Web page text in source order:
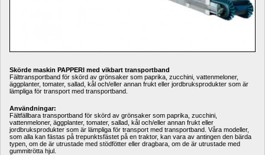
Skörde maskin PAPPERI med vikbart transportband
Fälttransportband för skörd av grönsaker som paprika, zucchini, vattenmeloner,
äggplanter, tomater, sallad, kål och/eller annan frukt eller jordbruksprodukter som är
lämpliga för transport med transportband.
Användningar:
Fältfällbara transportband för skörd av grönsaker som paprika, zucchini,
vattenmeloner, äggplanter, tomater, sallad, kål och/eller annan frukt eller
jordbruksprodukter som är lämpliga för transport med transportband. Våra modeller,
som alla kan fästas på trepunktsfästet på en traktor, kan vara av antingen den bärda
typen, om de är utrustade med stödfötter eller dragbara, om de är utrustade med
gummitrötta hjul.